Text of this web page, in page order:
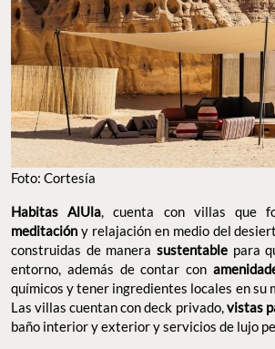
Foto: Cortesía
Habitas AlUla, cuenta con villas que
meditación y relajación en medio del
construidas de manera sustentable para
entorno, además de contar con
químicos y tener ingredientes locales en su
Las villas cuentan con deck privado,vistas
baño interior y exterior y servicios de lujo